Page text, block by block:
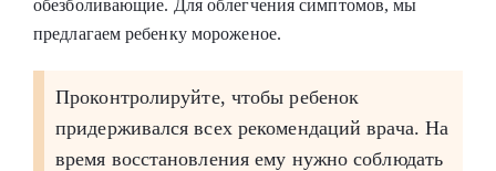
обезболивающие. Для облегчения симптомов, мы
предлагаем ребенку мороженое.
Проконтролируйте, чтобы ребенок
придерживался всех рекомендаций врача. На
время восстановления ему нужно соблюдать